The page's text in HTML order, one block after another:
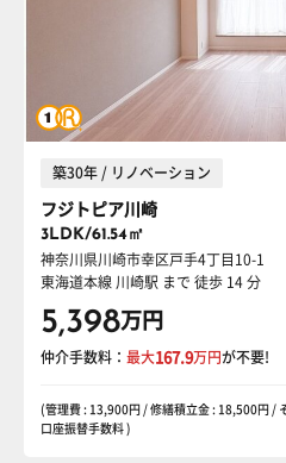
築30年 / リノベーション
フジトピア川崎
3LDK/61.54㎡
神奈川県川崎市幸区戸手4丁目10-1
東海道本線 川崎駅 まで 徒歩 14 分
5,398万円
仲介手数料： 最大167.9万円が不要!
(管理費 : 13,900円 / 修繕積立金 : 18,500円 /
口座振替手数料 )